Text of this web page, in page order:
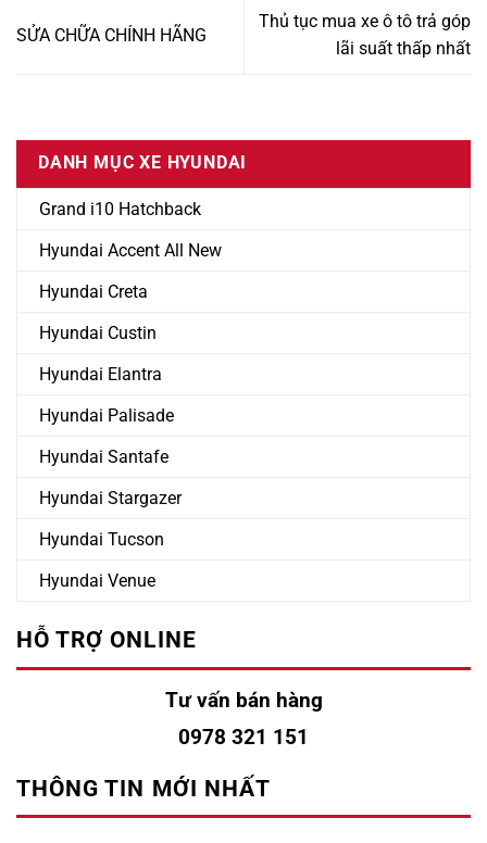
SỬA CHỮA CHÍNH HÃNG
Thủ tục mua xe ô tô trả góp
lãi suất thấp nhất
DANH MỤC XE HYUNDAI
Grand i10 Hatchback
Hyundai Accent All New
Hyundai Creta
Hyundai Custin
Hyundai Elantra
Hyundai Palisade
Hyundai Santafe
Hyundai Stargazer
Hyundai Tucson
Hyundai Venue
HỖ TRỢ ONLINE
Tư vấn bán hàng
0978 321 151
THÔNG TIN MỚI NHẤT